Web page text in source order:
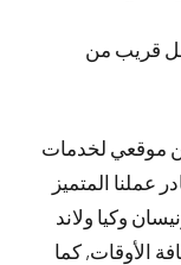
قريب من
موقعي لخدمات
عملنا المتميز
وكيا ولاند
الأوقات, كما